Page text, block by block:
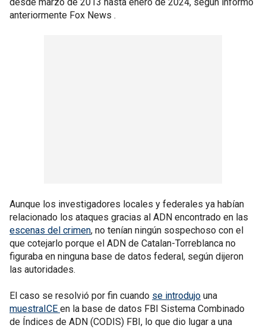
anteriormente Fox News .
Aunque los investigadores locales y federales ya habían
relacionado los ataques gracias al ADN encontrado en las
escenas del crimen, no tenían ningún sospechoso con el
que cotejarlo porque el ADN de Catalan-Torreblanca no
figuraba en ninguna base de datos federal, según dijeron
las autoridades.
El caso se resolvió por fin cuando se introdujo una
muestraICE en la base de datos FBI Sistema Combinado
de Índices de ADN (CODIS) FBI, lo que dio lugar a una